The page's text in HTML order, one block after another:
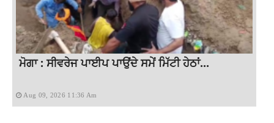
ਮੋਗਾ : ਸੀਵਰੇਜ ਪਾਈਪ ਪਾਉਂਦੇ ਸਮੇਂ ਮਿੱਟੀ ਹੇਠਾਂ...
Aug 09, 2026 11:36 Am